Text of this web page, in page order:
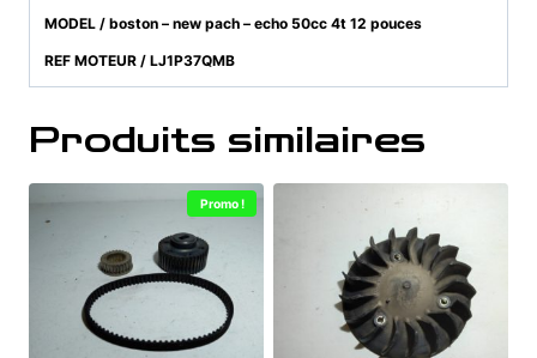
MODEL / boston – new pach – echo 50cc 4t 12 pouces
REF MOTEUR / LJ1P37QMB
Produits similaires
Promo !